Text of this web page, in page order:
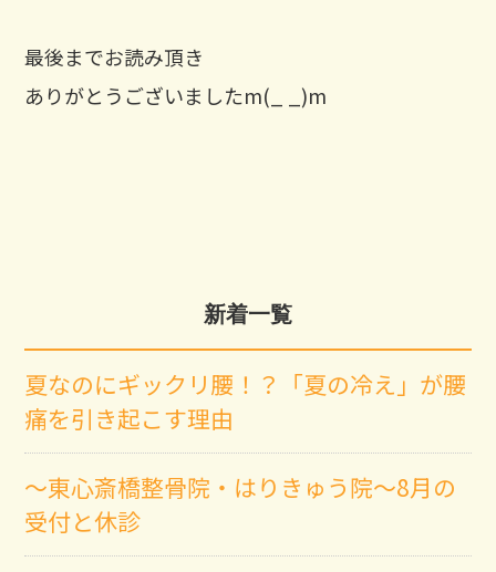
最後までお読み頂き
ありがとうございましたm(_ _)m
新着一覧
夏なのにギックリ腰！？「夏の冷え」が腰
痛を引き起こす理由
～東心斎橋整骨院・はりきゅう院～8月の
受付と休診